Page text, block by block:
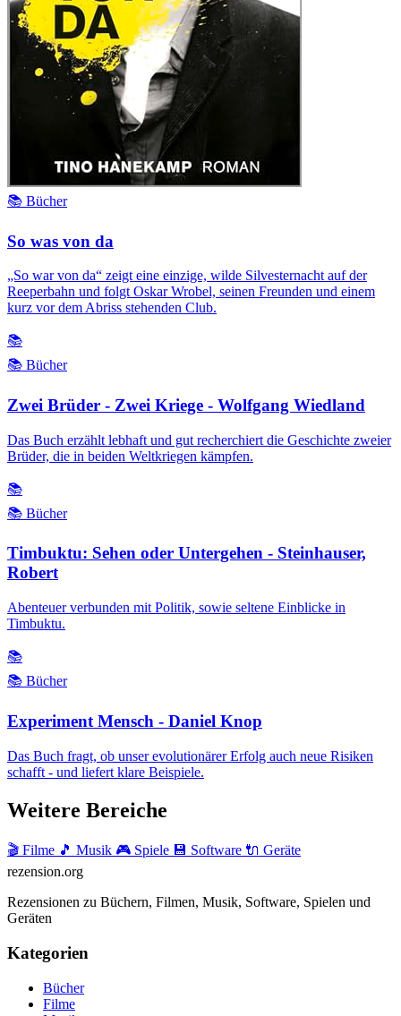
📚 Bücher
So was von da
„So war von da“ zeigt eine einzige, wilde Silvesternacht auf der
Reeperbahn und folgt Oskar Wrobel, seinen Freunden und einem
kurz vor dem Abriss stehenden Club.
📚
📚 Bücher
Zwei Brüder - Zwei Kriege - Wolfgang Wiedland
Das Buch erzählt lebhaft und gut recherchiert die Geschichte zweier
Brüder, die in beiden Weltkriegen kämpfen.
📚
📚 Bücher
Timbuktu: Sehen oder Untergehen - Steinhauser,
Robert
Abenteuer verbunden mit Politik, sowie seltene Einblicke in
Timbuktu.
📚
📚 Bücher
Experiment Mensch - Daniel Knop
Das Buch fragt, ob unser evolutionärer Erfolg auch neue Risiken
schafft - und liefert klare Beispiele.
Weitere Bereiche
🎬 Filme 🎵 Musik 🎮 Spiele 💾 Software 🔌 Geräte
rezension.org
Rezensionen zu Büchern, Filmen, Musik, Software, Spielen und
Geräten
Kategorien
Bücher
Filme